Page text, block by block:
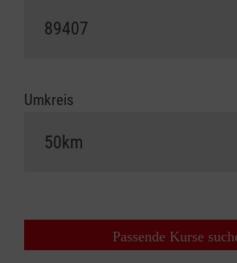
Umkreis
Passende Kurse